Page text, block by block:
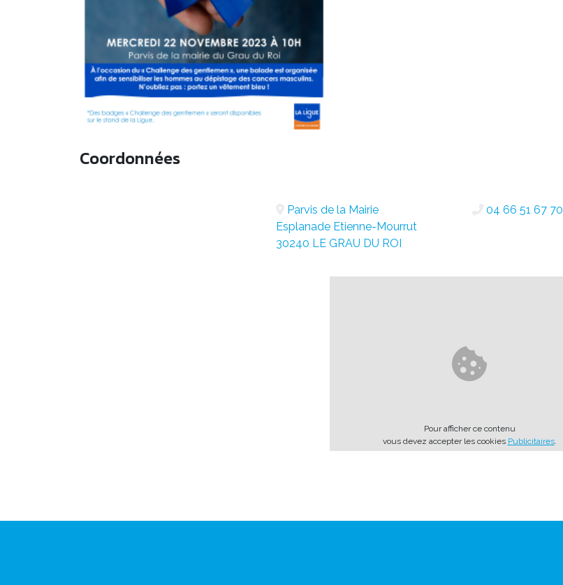
Coordonnées
Parvis de la Mairie
Esplanade Etienne-Mourrut
30240 LE GRAU DU ROI
04 66 51 67 70
Pour afficher ce contenu
vous devez accepter les cookies Publicitaires.